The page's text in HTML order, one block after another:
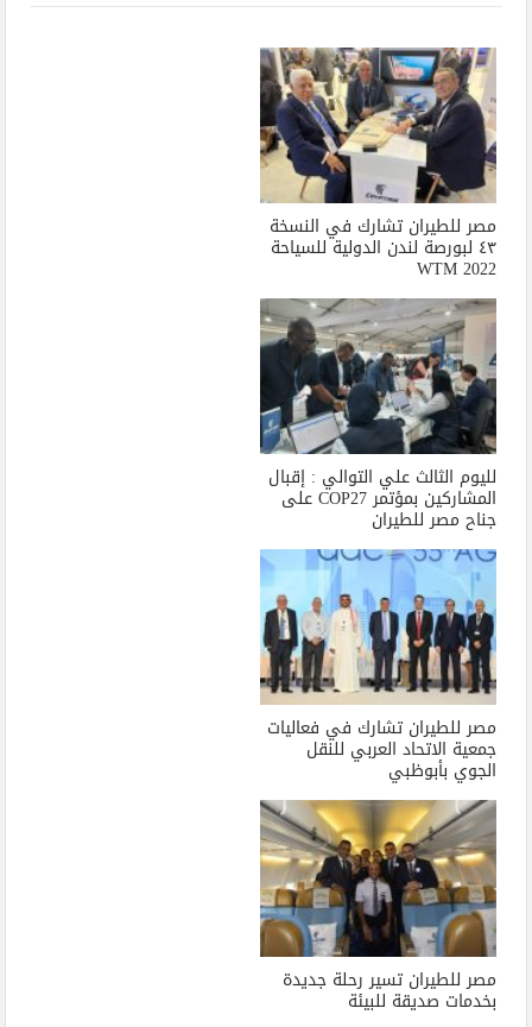
مصر للطيران تشارك في النسخة
٤٣ لبورصة لندن الدولية للسياحة
WTM 2022
لليوم الثالث علي التوالي : إقبال
المشاركين بمؤتمر COP27 على
جناح مصر للطيران
مصر للطيران تشارك في فعاليات
جمعية الاتحاد العربي للنقل
الجوي بأبوظبي
مصر للطيران تسير رحلة جديدة
بخدمات صديقة للبيئة